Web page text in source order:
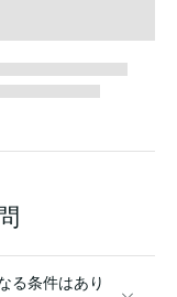
る条件はあり